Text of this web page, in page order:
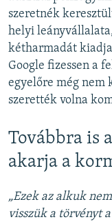
szeretnék
helyi
kétharmadát
Google fizessen a
egyelőre még nem
szerették volna
Továbbra is
akarja a
„Ezek az alkuk
visszük a törvényt